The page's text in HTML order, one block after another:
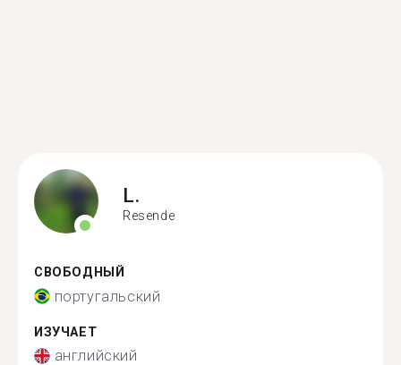
L.
Resende
СВОБОДНЫЙ
португальский
ИЗУЧАЕТ
английский